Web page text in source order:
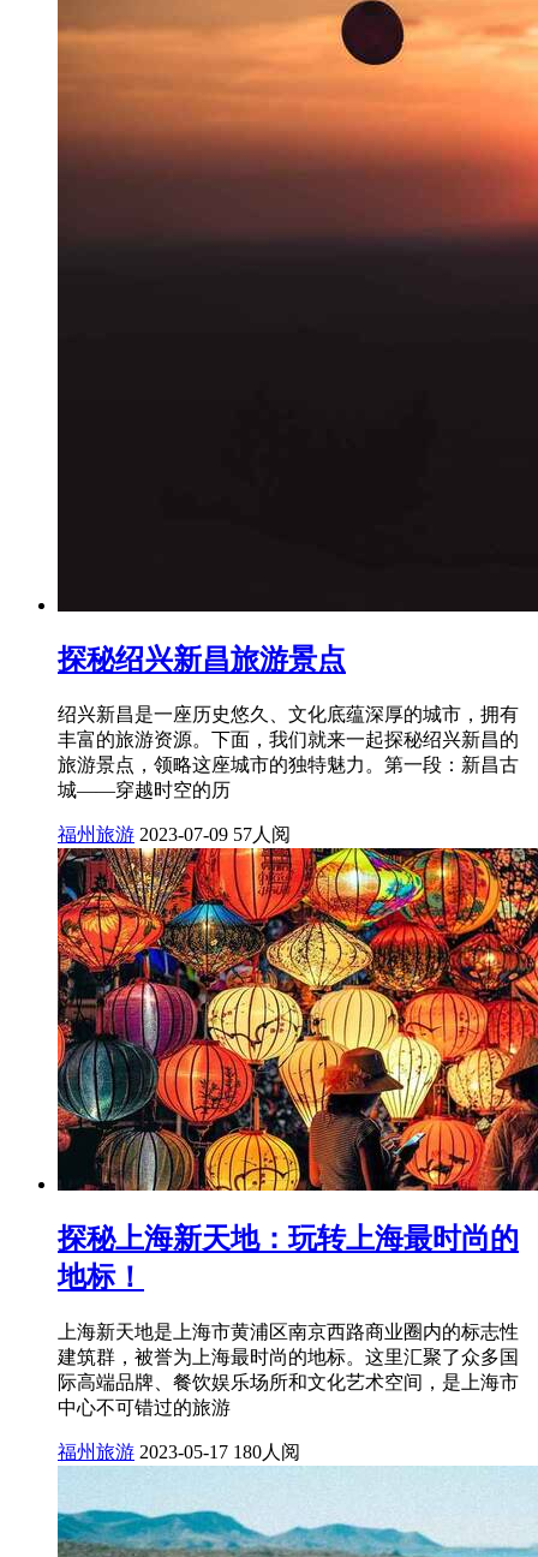
探秘绍兴新昌旅游景点
绍兴新昌是一座历史悠久、文化底蕴深厚的城市，拥有
丰富的旅游资源。下面，我们就来一起探秘绍兴新昌的
旅游景点，领略这座城市的独特魅力。第一段：新昌古
城——穿越时空的历
福州旅游 2023-07-09 57人阅
探秘上海新天地：玩转上海最时尚的
地标！
上海新天地是上海市黄浦区南京西路商业圈内的标志性
建筑群，被誉为上海最时尚的地标。这里汇聚了众多国
际高端品牌、餐饮娱乐场所和文化艺术空间，是上海市
中心不可错过的旅游
福州旅游 2023-05-17 180人阅